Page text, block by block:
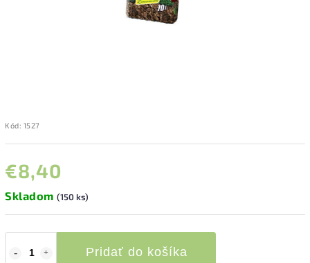
Kód: 1527
€8,40
Skladom (150 ks)
Pridať do košíka